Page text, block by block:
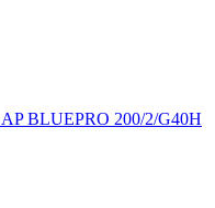
BLUEPRO 200/2/G40H